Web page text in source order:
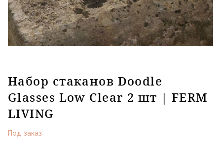
Набор стаканов Doodle
Glasses Low Clear 2 шт | FERM
LIVING
Под заказ